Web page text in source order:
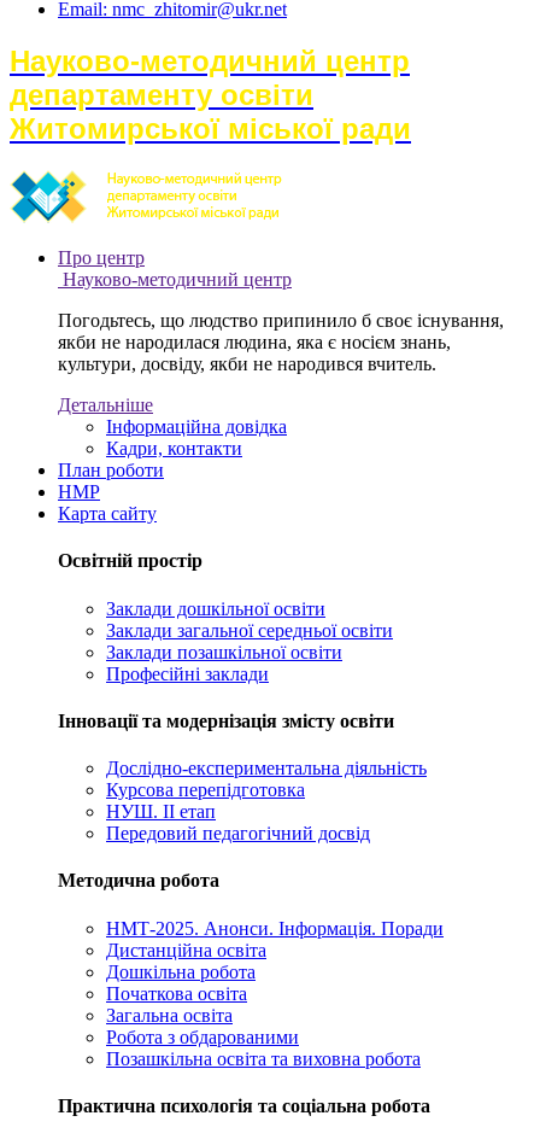
Email: nmc_zhitomir@ukr.net
Науково-методичний центр
департаменту освіти
Житомирської міської ради
Про центр
Науково-методичний центр
Погодьтесь, що людство припинило б своє існування,
якби не народилася людина, яка є носієм знань,
культури, досвіду, якби не народився вчитель.
Детальніше
Інформаційна довідка
Кадри, контакти
План роботи
НМР
Карта сайту
Освітній простір
Заклади дошкільної освіти
Заклади загальної середньої освіти
Заклади позашкільної освіти
Професійні заклади
Інновації та модернізація змісту освіти
Дослідно-експериментальна діяльність
Курсова перепідготовка
НУШ. ІІ етап
Передовий педагогічний досвід
Методична робота
НМТ-2025. Анонси. Інформація. Поради
Дистанційна освіта
Дошкільна робота
Початкова освіта
Загальна освіта
Робота з обдарованими
Позашкільна освіта та виховна робота
Практична психологія та соціальна робота